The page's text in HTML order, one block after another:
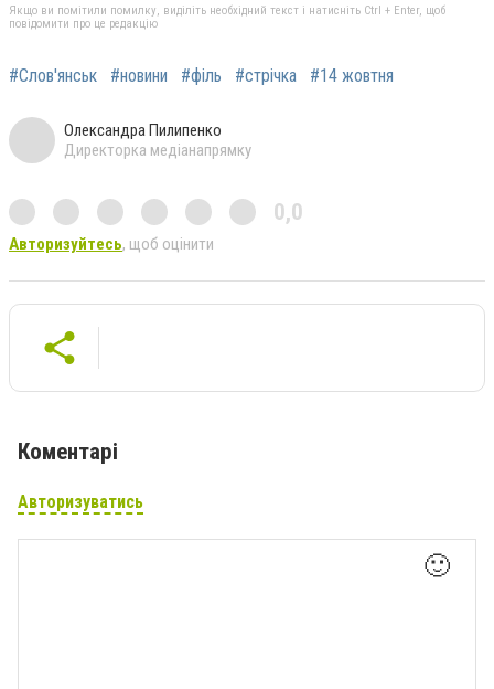
Якщо ви помітили помилку, виділіть необхідний текст і натисніть Ctrl + Enter, щоб
повідомити про це редакцію
#Слов'янськ #новини #філь #стрічка #14 жовтня
Олександра Пилипенко
Директорка медіанапрямку
0,0
Авторизуйтесь, щоб оцінити
Коментарі
Авторизуватись
🙂